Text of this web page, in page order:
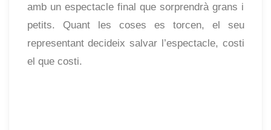
amb un espectacle final que sorprendrà grans i
petits. Quant les coses es torcen, el seu
representant decideix salvar l’espectacle, costi
el que costi.